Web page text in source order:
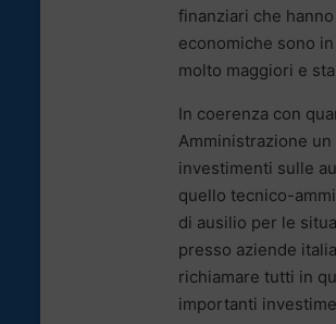
finanziari che
economiche sono
molto maggiori e
In coerenza con
Amministrazione
investimenti sulle
quello tecnico-
di ausilio per le
presso aziende
richiamare tutti in
importanti